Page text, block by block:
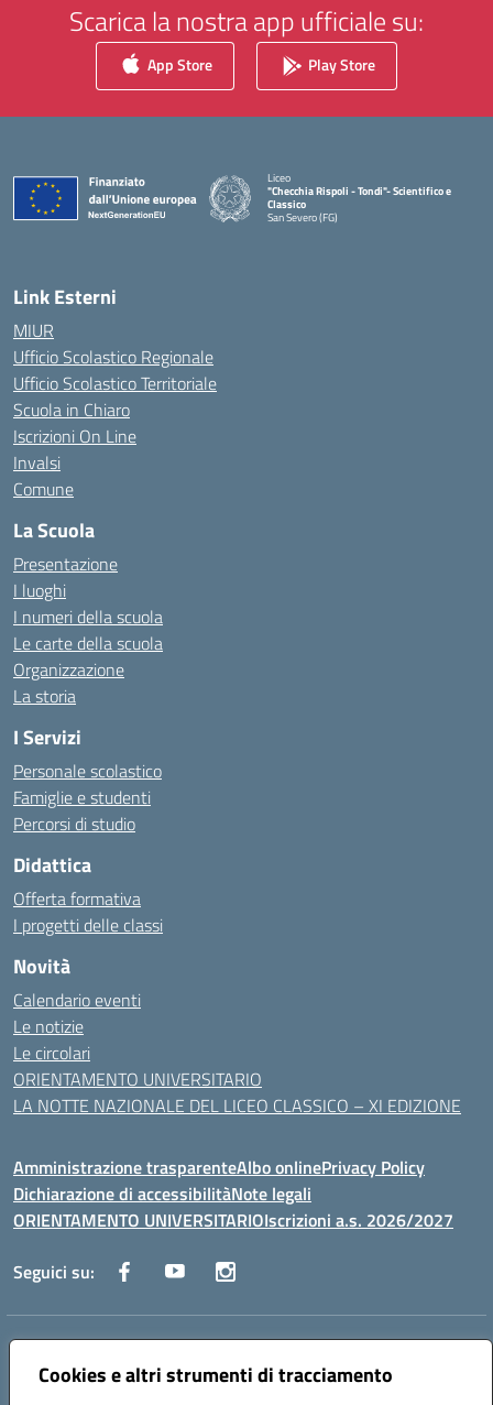
Cookies e altri strumenti di tracciamento
Scarica la nostra app ufficiale su:
App Store Play Store
Liceo
"Checchia Rispoli - Tondi"- Scientifico e
Classico
San Severo (FG)
Link Esterni
MIUR
Ufficio Scolastico Regionale
Ufficio Scolastico Territoriale
Scuola in Chiaro
Iscrizioni On Line
Invalsi
Comune
La Scuola
Presentazione
I luoghi
I numeri della scuola
Le carte della scuola
Organizzazione
La storia
I Servizi
Personale scolastico
Famiglie e studenti
Percorsi di studio
Didattica
Offerta formativa
I progetti delle classi
Novità
Calendario eventi
Le notizie
Le circolari
ORIENTAMENTO UNIVERSITARIO
LA NOTTE NAZIONALE DEL LICEO CLASSICO – XI EDIZIONE
Amministrazione trasparenteAlbo onlinePrivacy Policy
Dichiarazione di accessibilitàNote legali
ORIENTAMENTO UNIVERSITARIOIscrizioni a.s. 2026/2027
Seguici su:
Indirizzo:
Centralino:0882 331218 Email:fgps210002@istruzione.it